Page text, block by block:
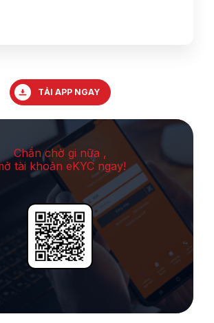
TẢI APP NGAY
Chần chờ gi nữa ,
tài khoản eKYC ngay!